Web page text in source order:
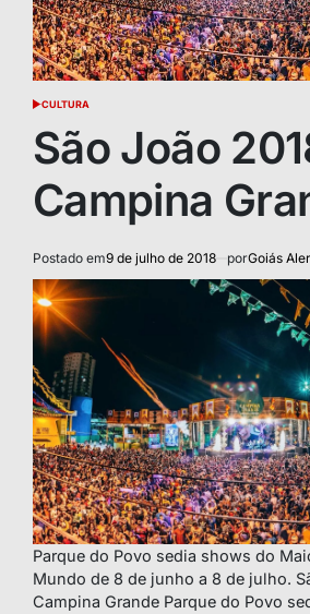
POSTED
CULTURA
São João
Campina
Postado em9 de julho de 2018 porGoiás
Parque do Povo sedia shows do
Mundo de 8 de junho a 8 de julho.
Campina Grande Parque do Povo